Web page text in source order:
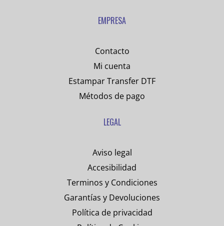
EMPRESA
Contacto
Mi cuenta
Estampar Transfer DTF
Métodos de pago
LEGAL
Aviso legal
Accesibilidad
Terminos y Condiciones
Garantías y Devoluciones
Política de privacidad